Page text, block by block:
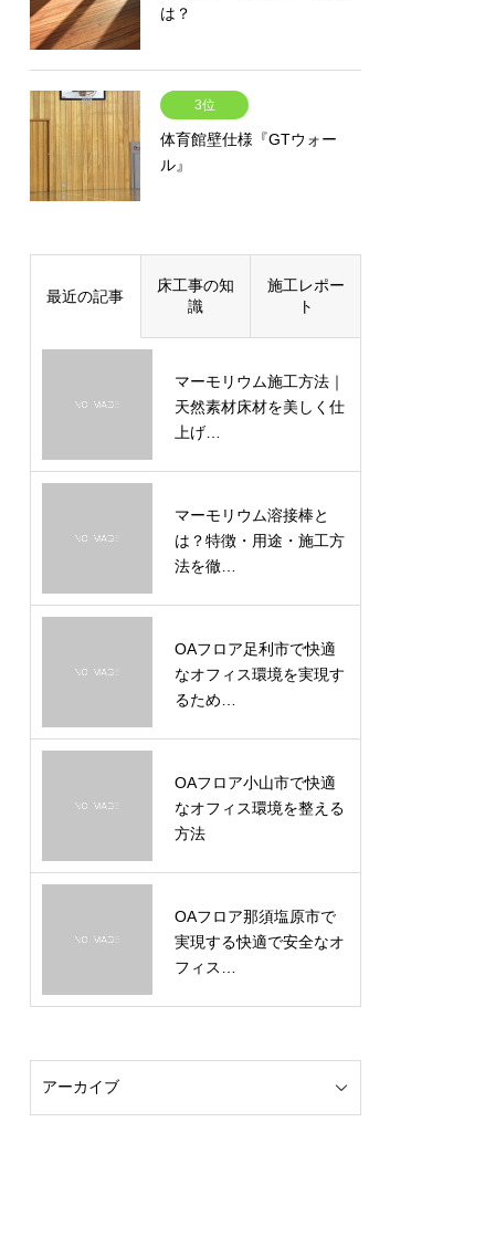
は？
3位
体育館壁仕様『GTウォー
ル』
最近の記事
床工事の知
識
施工レポー
ト
マーモリウム施工方法｜
天然素材床材を美しく仕
上げ…
マーモリウム溶接棒と
は？特徴・用途・施工方
法を徹…
OAフロア足利市で快適
なオフィス環境を実現す
るため…
OAフロア小山市で快適
なオフィス環境を整える
方法
OAフロア那須塩原市で
実現する快適で安全なオ
フィス…